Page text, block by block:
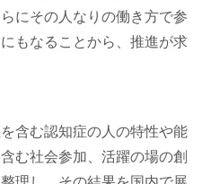
にその人なりの働き方で参
もなることから、推進が求
含む認知症の人の特性や能
む社会参加、活躍の場の創